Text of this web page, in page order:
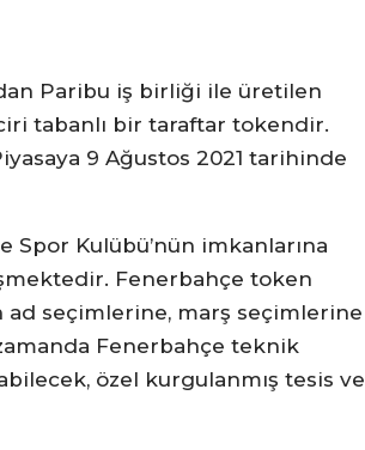
Paribu iş birliği ile üretilen
tabanlı bir taraftar tokendir.
9 Ağustos 2021 tarihinde
Kulübü’nün imkanlarına
Fenerbahçe token
seçimlerine, marş seçimlerine
Fenerbahçe teknik
özel kurgulanmış tesis ve